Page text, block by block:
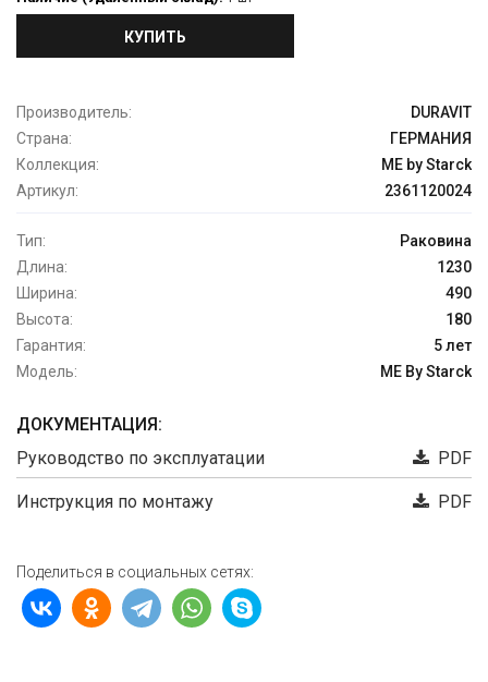
КУПИТЬ
Производитель:
DURAVIT
Страна:
ГЕРМАНИЯ
Коллекция:
ME by Starck
Артикул:
2361120024
Тип:
Раковина
Длина:
1230
Ширина:
490
Высота:
180
Гарантия:
5 лет
Модель:
ME By Starck
ДОКУМЕНТАЦИЯ:
Руководство по эксплуатации
PDF
Инструкция по монтажу PDF
Поделиться в социальных сетях: